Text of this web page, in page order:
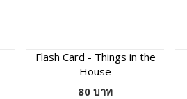
Flash Card - Things in the
House
80 บาท